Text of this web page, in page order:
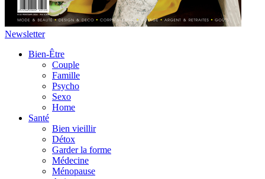
Newsletter
Bien-Être
Couple
Famille
Psycho
Sexo
Home
Santé
Bien vieillir
Détox
Garder la forme
Médecine
Ménopause